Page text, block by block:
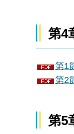
第4
第1
第2
第5